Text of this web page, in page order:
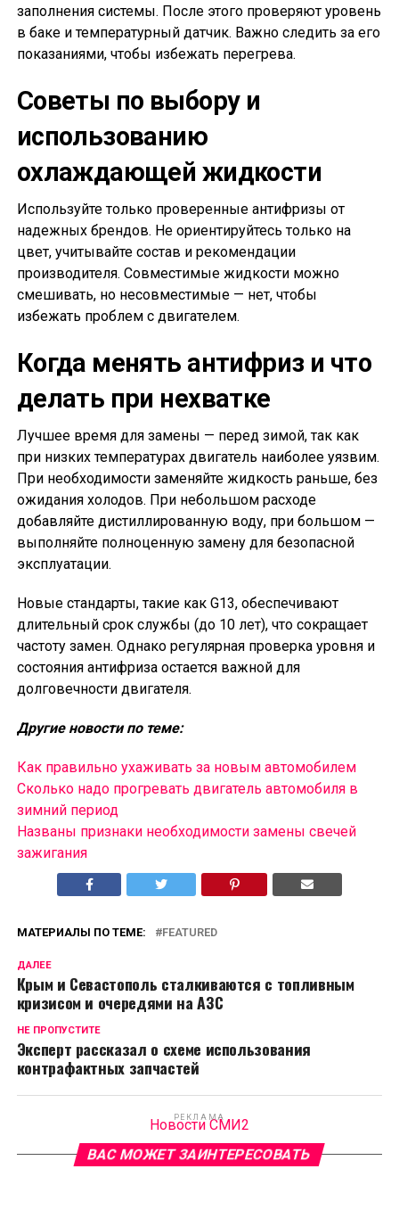
заполнения системы. После этого проверяют уровень
в баке и температурный датчик. Важно следить за его
показаниями, чтобы избежать перегрева.
Советы по выбору и
использованию
охлаждающей жидкости
Используйте только проверенные антифризы от
надежных брендов. Не ориентируйтесь только на
цвет, учитывайте состав и рекомендации
производителя. Совместимые жидкости можно
смешивать, но несовместимые — нет, чтобы
избежать проблем с двигателем.
Когда менять антифриз и что
делать при нехватке
Лучшее время для замены — перед зимой, так как
при низких температурах двигатель наиболее уязвим.
При необходимости заменяйте жидкость раньше, без
ожидания холодов. При небольшом расходе
добавляйте дистиллированную воду, при большом —
выполняйте полноценную замену для безопасной
эксплуатации.
Новые стандарты, такие как G13, обеспечивают
длительный срок службы (до 10 лет), что сокращает
частоту замен. Однако регулярная проверка уровня и
состояния антифриза остается важной для
долговечности двигателя.
Другие новости по теме:
Как правильно ухаживать за новым автомобилем
Сколько надо прогревать двигатель автомобиля в
зимний период
Названы признаки необходимости замены свечей
зажигания
МАТЕРИАЛЫ ПО ТЕМЕ: FEATURED
ДАЛЕЕ
Крым и Севастополь сталкиваются с топливным
кризисом и очередями на АЗС
НЕ ПРОПУСТИТЕ
Эксперт рассказал о схеме использования
контрафактных запчастей
РЕКЛАМА
Новости СМИ2
ВАС МОЖЕТ ЗАИНТЕРЕСОВАТЬ